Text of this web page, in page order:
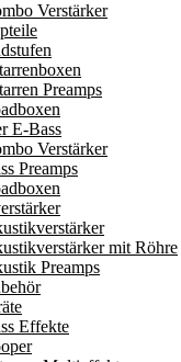
Verstärker
Preamps
E-Bass
Verstärker
Preamps
mit Röhre
Preamps
Effekte